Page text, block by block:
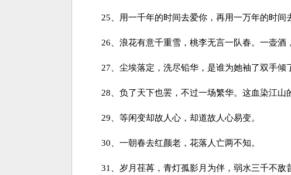
25、用一千年的时间去爱你，再用一万年的时间
26、浪花有意千重雪，桃李无言一队春。一壶酒
27、尘埃落定，洗尽铅华，是谁为她袖了双手倾
28、负了天下也罢，不过一场繁华。这血染江山
29、等闲变却故人心，却道故人心易变。
30、一朝春去红颜老，花落人亡两不知。
31、岁月荏苒，青灯孤影月为伴，弱水三千不敌